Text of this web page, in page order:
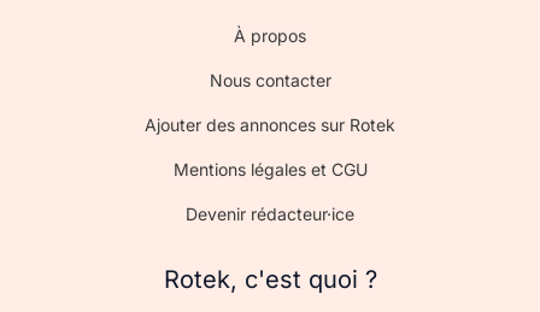
À propos
Nous contacter
Ajouter des annonces sur Rotek
Mentions légales et CGU
Devenir rédacteur·ice
Rotek, c'est quoi ?